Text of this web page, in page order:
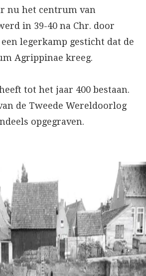
nu het centrum van
in 39-40 na Chr. door
legerkamp gesticht dat de
Agrippinae kreeg.
tot het jaar 400 bestaan.
de Tweede Wereldoorlog
opgegraven.